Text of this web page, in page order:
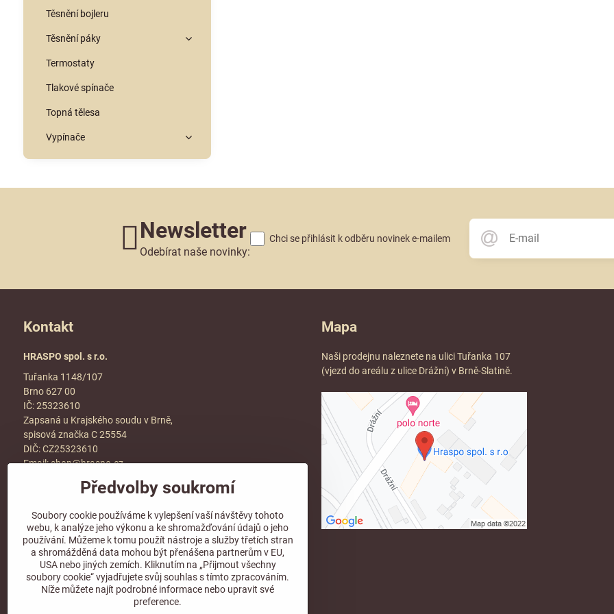
Těsnění bojleru
Těsnění páky
Termostaty
Tlakové spínače
Topná tělesa
Vypínače
Newsletter
Odebírat naše novinky:
Chci se přihlásit k odběru novinek e-mailem
Kontakt
HRASPO spol. s r.o.
Tuřanka 1148/107
Brno 627 00
IČ: 25323610
Zapsaná u Krajského soudu v Brně,
spisová značka C 25554
DIČ: CZ25323610
Email:shop@hraspo.cz
Obchodní podmínky
Více info v sekcikontakt
Sledujte naše sociální sítě!
Mapa
Naši prodejnu naleznete na ulici Tuřanka 107
(vjezd do areálu z ulice Drážní) v Brně-Slatině.
Předvolby soukromí
Soubory cookie používáme k vylepšení vaší návštěvy tohoto
webu, k analýze jeho výkonu a ke shromažďování údajů o jeho
používání. Můžeme k tomu použít nástroje a služby třetích stran
a shromážděná data mohou být přenášena partnerům v EU,
USA nebo jiných zemích. Kliknutím na „Přijmout všechny
soubory cookie“ vyjadřujete svůj souhlas s tímto zpracováním.
Níže můžete najít podrobné informace nebo upravit své
preference.